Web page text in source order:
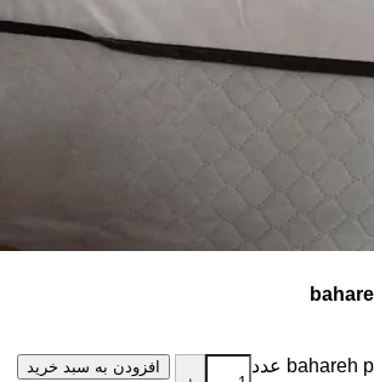
افزودن به سبد خرید